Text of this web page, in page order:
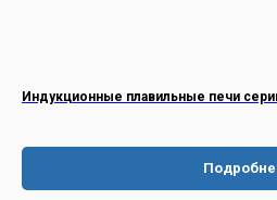
Индукционные плавильные печи